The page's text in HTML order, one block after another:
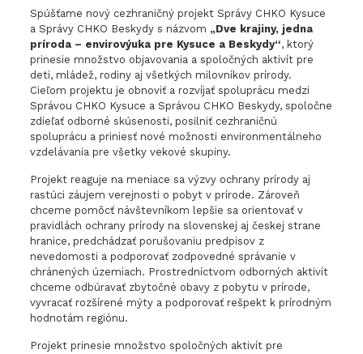
Spúšťame nový cezhraničný projekt Správy CHKO Kysuce
a Správy CHKO Beskydy s názvom „Dve krajiny, jedna
príroda – envirovýuka pre Kysuce a Beskydy“, ktorý
prinesie množstvo objavovania a spoločných aktivít pre
deti, mládež, rodiny aj všetkých milovníkov prírody.
Cieľom projektu je obnoviť a rozvíjať spoluprácu medzi
Správou CHKO Kysuce a Správou CHKO Beskydy, spoločne
zdieľať odborné skúsenosti, posilniť cezhraničnú
spoluprácu a priniesť nové možnosti environmentálneho
vzdelávania pre všetky vekové skupiny.
Projekt reaguje na meniace sa výzvy ochrany prírody aj
rastúci záujem verejnosti o pobyt v prírode. Zároveň
chceme pomôcť návštevníkom lepšie sa orientovať v
pravidlách ochrany prírody na slovenskej aj českej strane
hranice, predchádzať porušovaniu predpisov z
nevedomosti a podporovať zodpovedné správanie v
chránených územiach. Prostredníctvom odborných aktivít
chceme odbúravať zbytočné obavy z pobytu v prírode,
vyvracať rozšírené mýty a podporovať rešpekt k prírodným
hodnotám regiónu.
Projekt prinesie množstvo spoločných aktivít pre